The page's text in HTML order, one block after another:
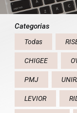
Categorias
Todas
CHIGEE
PMJ
LEVIOR